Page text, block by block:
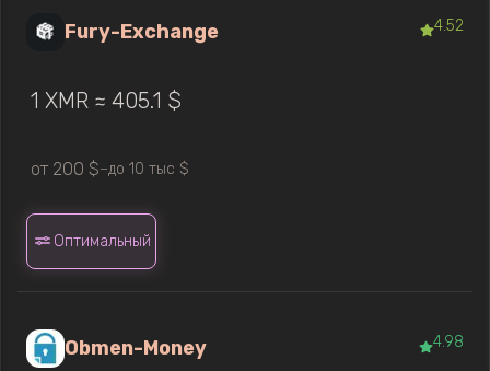
Fury-Exchange 4.52
1 XMR ≈ 405.1 $
от 200 $—до 10 тыс $
Оптимальный
Obmen-Money 4.98